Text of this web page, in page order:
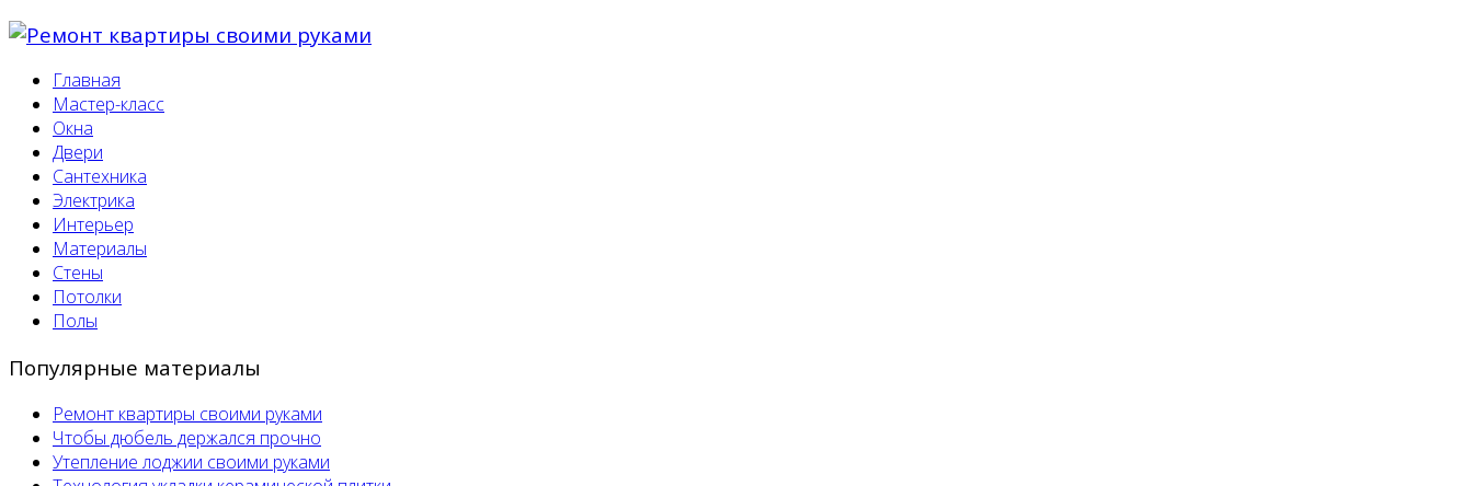
Главная
Мастер-класс
Окна
Двери
Сантехника
Электрика
Интерьер
Материалы
Стены
Потолки
Полы
Популярные материалы
Ремонт квартиры своими руками
Чтобы дюбель держался прочно
Утепление лоджии своими руками